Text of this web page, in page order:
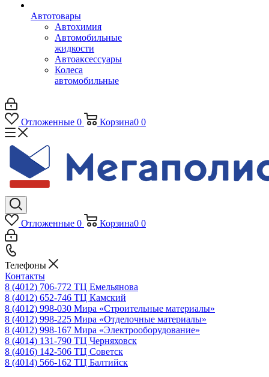
Автотовары
Автохимия
Автомобильные
жидкости
Автоаксессуары
Колеса
автомобильные
Отложенные 0 Корзина0 0
Отложенные 0 Корзина0 0
Телефоны
Контакты
8 (4012) 706-772 ТЦ Емельянова
8 (4012) 652-746 ТЦ Камский
8 (4012) 998-030 Мира «Строительные материалы»
8 (4012) 998-225 Мира «Отделочные материалы»
8 (4012) 998-167 Мира «Электрооборудование»
8 (4014) 131-790 ТЦ Черняховск
8 (4016) 142-506 ТЦ Советск
8 (4014) 566-162 ТЦ Балтийск